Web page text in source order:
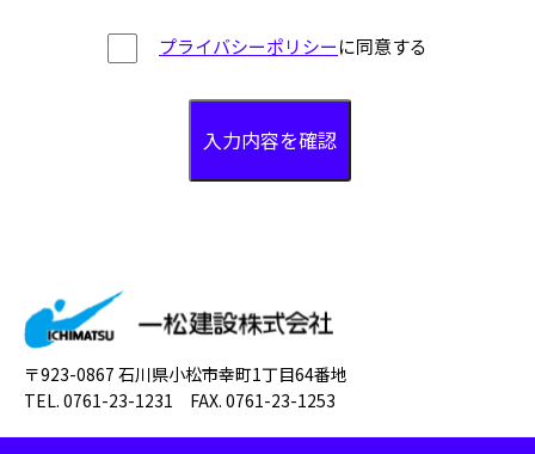
プライバシーポリシーに同意する
〒923-0867 石川県小松市幸町1丁目64番地
TEL. 0761-23-1231 FAX. 0761-23-1253